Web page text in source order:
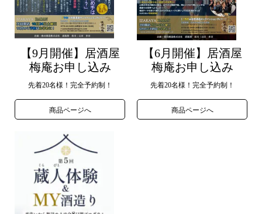
【9月開催】居酒屋
梅庵お申し込み
先着20名様！完全予約制！
商品ページへ
【6月開催】居酒屋
梅庵お申し込み
先着20名様！完全予約制！
商品ページへ